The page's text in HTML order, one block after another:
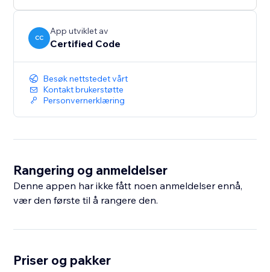
CC
App utviklet av
Certified Code
Besøk nettstedet vårt
Kontakt brukerstøtte
Personvernerklæring
Rangering og anmeldelser
Denne appen har ikke fått noen anmeldelser ennå,
vær den første til å rangere den.
Priser og pakker